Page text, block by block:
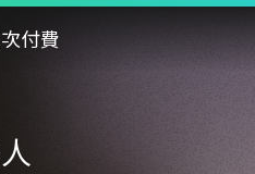
付費